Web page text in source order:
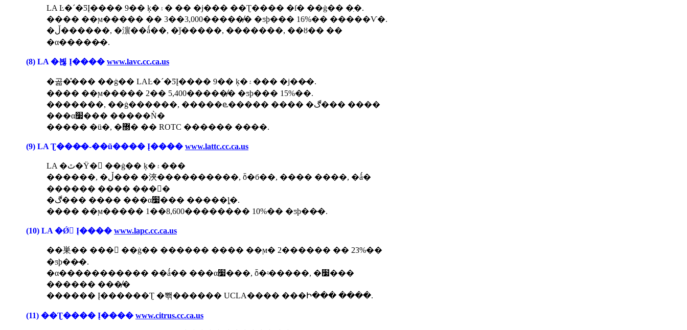
LA Ŀ�´�ƼĮ���� 9�� ķ�۽� �� �ϳ��� ��Ʈ���� �ſ� ��ġ�� �ִ�.
���� ��ϻ����� �� 3��3,000�����̸� �ƽþ��� 16%�� �����Ѵ�.
�ڵ������, �濵��ǻ��, �ǰ�����, �������, ��ȣ�� ��
�α�����̴�.
(8) LA �븮 Į���� www.lavc.cc.ca.us
�곪�̽��� ��ġ�� LAĿ�´�ƼĮ���� 9�� ķ�۽��� �ϳ��̴�.
���� ��ϻ����� 2�� 5,400�����̸� �ƽþ��� 15%��.
�������, ��ġ������, �����ⱸ����� ���� �ڰ��� ����
���α׷��� �����Ǹ�
����� �ü�, �޽� �� ROTC ������ ����.
(9) LA Ʈ���̵�-��ũ���� Į���� www.lattc.cc.ca.us
LA �ٿ�Ÿ� ��ġ�� ķ�۽���
������, �ڵ��� �浹����������, ȭ�б��, ���� ����, �ǻ�
������ ���� ���񿡼�
�ڰ��� ���� ���α׷��� �����ȴ�.
���� ��ϻ����� 1��8,600�������� 10%�� �ƽþ��̴�.
(10) LA �Ǿ Į���� www.lapc.cc.ca.us
��巣�� ��� ��ġ�� ������ ���� ��ϻ� 2������ �� 23%��
�ƽþ��̴�.
�α����������� ��ǻ�� ���α׷���, ȭ�ʵ�����, �׷���
������ ���̸�
������ Į������Ʈ �뽺������ UCLA���� ���Ի��� ����.
(11) ��Ʈ���� Į���� www.citrus.cc.ca.us